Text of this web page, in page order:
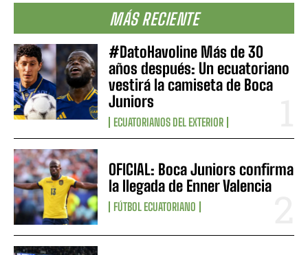
MÁS RECIENTE
#DatoHavoline Más de 30
años después: Un ecuatoriano
vestirá la camiseta de Boca
Juniors
ECUATORIANOS DEL EXTERIOR
OFICIAL: Boca Juniors confirma
la llegada de Enner Valencia
FÚTBOL ECUATORIANO